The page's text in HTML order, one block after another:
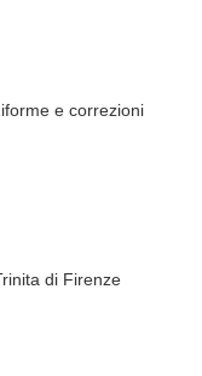
e correzioni
di Firenze